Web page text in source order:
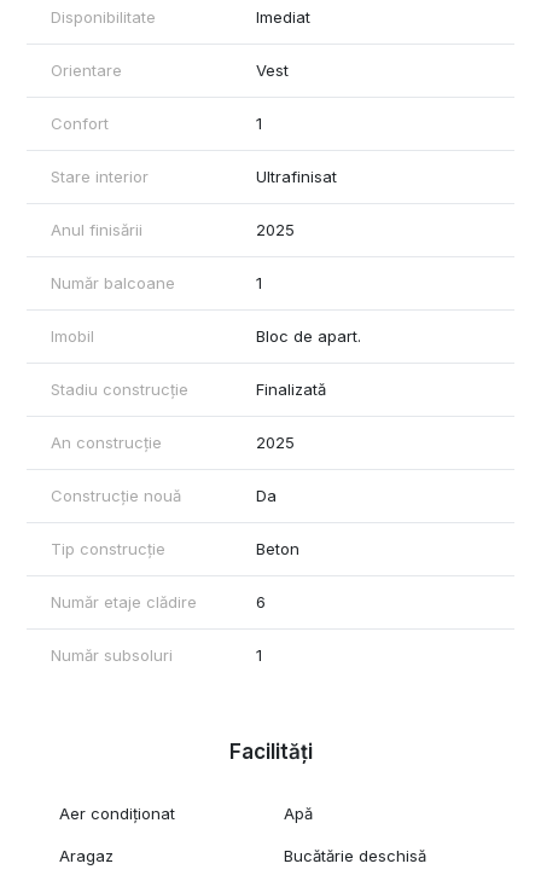
Disponibilitate Imediat
Orientare Vest
Confort 1
Stare interior Ultrafinisat
Anul finisării 2025
Număr balcoane 1
Imobil Bloc de apart.
Stadiu construcție Finalizată
An construcție 2025
Construcție nouă Da
Tip construcție Beton
Număr etaje clădire 6
Număr subsoluri 1
Facilități
Aer condiționat Apă
Aragaz Bucătărie deschisă